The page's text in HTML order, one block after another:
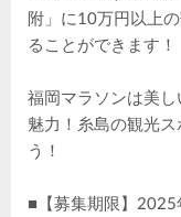
附」に10万円以上
ることができます
福岡マラソンは美
魅力！糸島の観光
う！
■【募集期限】